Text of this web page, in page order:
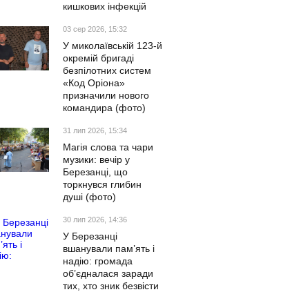
кишкових інфекцій
03 сер 2026, 15:32
У миколаївській 123-й
окремій бригаді
безпілотних систем
«Код Оріона»
призначили нового
командира (фото)
31 лип 2026, 15:34
Магія слова та чари
музики: вечір у
Березанці, що
торкнувся глибин
душі (фото)
30 лип 2026, 14:36
У Березанці
вшанували пам’ять і
надію: громада
об’єдналася заради
тих, хто зник безвісти